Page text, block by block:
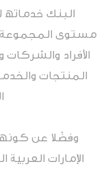
مستوى
الأفراد
المنتجات
وفضًلا عن
الإمارات